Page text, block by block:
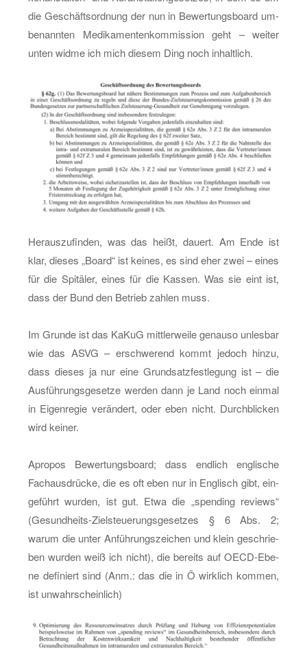
die Ge­schäfts­ord­nung der nun in Be­wer­tungs­board um­
be­nann­ten Me­di­ka­men­ten­kom­mis­si­on geht – wei­ter
unten widme ich mich die­sem Ding noch in­halt­lich.
Her­aus­zu­fin­den, was das heißt, dau­ert. Am Ende ist
klar, die­ses „Board“ ist kei­nes, es sind eher zwei – eines
für die Spi­tä­ler, eines für die Kas­sen. Was sie eint ist,
dass der Bund den Be­trieb zah­len muss.
Im Grun­de ist das KaKuG mitt­ler­wei­le ge­nau­so un­les­bar
wie das ASVG – er­schwe­rend kommt je­doch hinzu,
dass die­ses ja nur eine Grund­satz­fest­le­gung ist – die
Aus­füh­rungs­ge­set­ze wer­den dann je Land noch ein­mal
in Ei­gen­re­gie ver­än­dert, oder eben nicht. Durch­bli­cken
wird kei­ner.
Apro­pos Be­wer­tungs­board; dass end­lich eng­li­sche
Fach­aus­drü­cke, die es oft eben nur in Eng­lisch gibt, ein­
ge­führt wur­den, ist gut. Etwa die „spen­ding re­views“
(Ge­sund­heits-Ziel­steue­rungs­ge­set­zes § 6 Abs. 2;
warum die unter An­füh­rungs­zei­chen und klein ge­schrie­
ben wur­den weiß ich nicht), die be­reits auf OECD-Ebe­
ne de­fi­niert sind (Anm.: das die in Ö wirk­lich kom­men,
ist un­wahr­schein­lich)